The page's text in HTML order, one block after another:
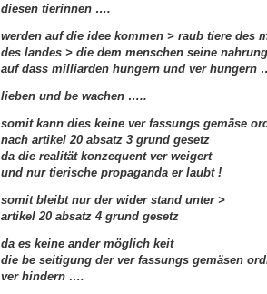
diesen tierinnen ….
werden auf die idee kommen > raub tiere des
des landes > die dem menschen seine
auf dass milliarden hungern und ver hungern
lieben und be wachen …..
somit kann dies keine ver fassungs gemäse
nach artikel 20 absatz 3 grund gesetz
da die realität konzequent ver weigert
und nur tierische propaganda er laubt !
somit bleibt nur der wider stand unter >
artikel 20 absatz 4 grund gesetz
da es keine ander möglich keit
die be seitigung der ver fassungs gemäsen
ver hindern ….